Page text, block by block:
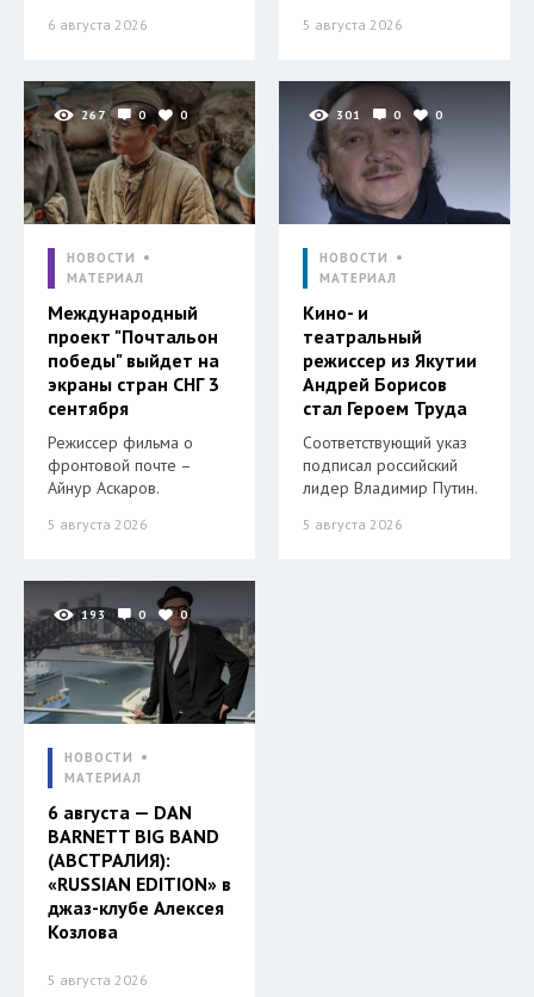
6 августа 2026 5 августа 2026
267 0 0
НОВОСТИ
МАТЕРИАЛ
Международный
проект "Почтальон
победы" выйдет на
экраны стран СНГ 3
сентября
Режиссер фильма о
фронтовой почте –
Айнур Аскаров.
5 августа 2026
301 0 0
НОВОСТИ
МАТЕРИАЛ
Кино- и
театральный
режиссер из Якутии
Андрей Борисов
стал Героем Труда
Соответствующий указ
подписал российский
лидер Владимир Путин.
5 августа 2026
193 0 0
НОВОСТИ
МАТЕРИАЛ
6 августа — DAN
BARNETT BIG BAND
(АВСТРАЛИЯ):
«RUSSIAN EDITION» в
джаз-клубе Алексея
Козлова
5 августа 2026